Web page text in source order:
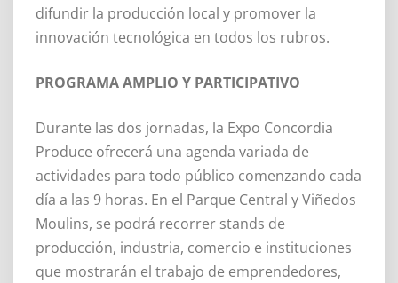
difundir la producción local y promover la
innovación tecnológica en todos los rubros.
PROGRAMA AMPLIO Y PARTICIPATIVO
Durante las dos jornadas, la Expo Concordia
Produce ofrecerá una agenda variada de
actividades para todo público comenzando cada
día a las 9 horas. En el Parque Central y Viñedos
Moulins, se podrá recorrer stands de
producción, industria, comercio e instituciones
que mostrarán el trabajo de emprendedores,